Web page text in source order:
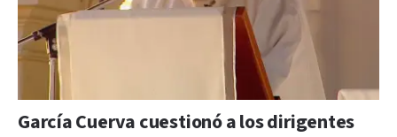
García Cuerva cuestionó a los dirigentes